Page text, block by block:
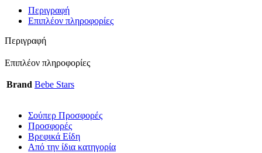
Περιγραφή
Επιπλέον πληροφορίες
Περιγραφή
Επιπλέον πληροφορίες
Brand Bebe Stars
Σούπερ Προσφορές
Προσφορές
Βρεφικά Είδη
Από την ίδια κατηγορία